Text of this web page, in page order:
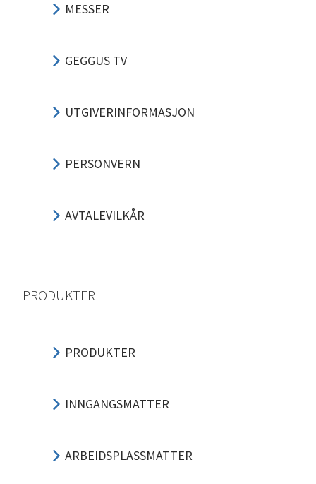
MESSER
GEGGUS TV
UTGIVERINFORMASJON
PERSONVERN
AVTALEVILKÅR
PRODUKTER
PRODUKTER
INNGANGSMATTER
ARBEIDSPLASSMATTER